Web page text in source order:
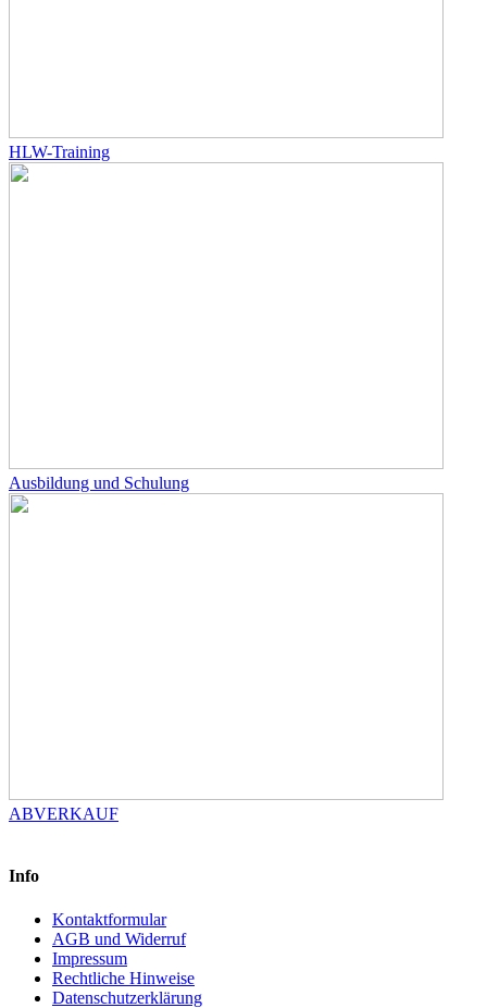
HLW-Training
Ausbildung und Schulung
ABVERKAUF
Info
Kontaktformular
AGB und Widerruf
Impressum
Rechtliche Hinweise
Datenschutzerklärung